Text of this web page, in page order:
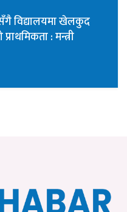
विद्यालयमा खेलकुद
: मन्त्री